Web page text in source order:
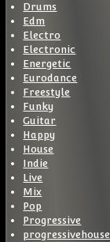
Drums
Edm
Electro
Electronic
Energetic
Eurodance
Freestyle
Funky
Guitar
Happy
House
Indie
Live
Mix
Pop
Progressive
progressivehouse